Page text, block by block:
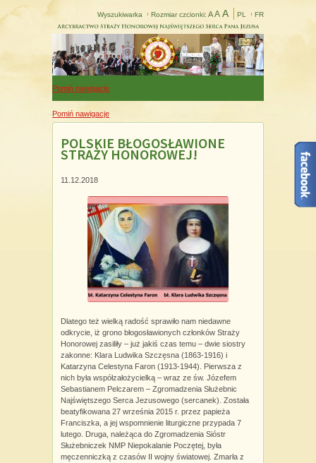
Wyszukiwarka Rozmiar czcionki: A A A PL FR
Pomiń nawigacje
Pomiń nawigacje
POLSKIE BŁOGOSŁAWIONE
STRAŻY HONOROWEJ!
11.12.2018
Dlatego też wielką radość sprawiło nam niedawne
odkrycie, iż grono błogosławionych członków Straży
Honorowej zasiliły ‒ już jakiś czas temu ‒ dwie siostry
zakonne: Klara Ludwika Szczęsna (1863-1916) i
Katarzyna Celestyna Faron (1913-1944). Pierwsza z
nich była współzałożycielką ‒ wraz ze św. Józefem
Sebastianem Pelczarem ‒ Zgromadzenia Służebnic
Najświętszego Serca Jezusowego (sercanek). Została
beatyfikowana 27 września 2015 r. przez papieża
Franciszka, a jej wspomnienie liturgiczne przypada 7
lutego. Druga, należąca do Zgromadzenia Sióstr
Służebniczek NMP Niepokalanie Poczętej, była
męczenniczką z czasów II wojny światowej. Zmarła z